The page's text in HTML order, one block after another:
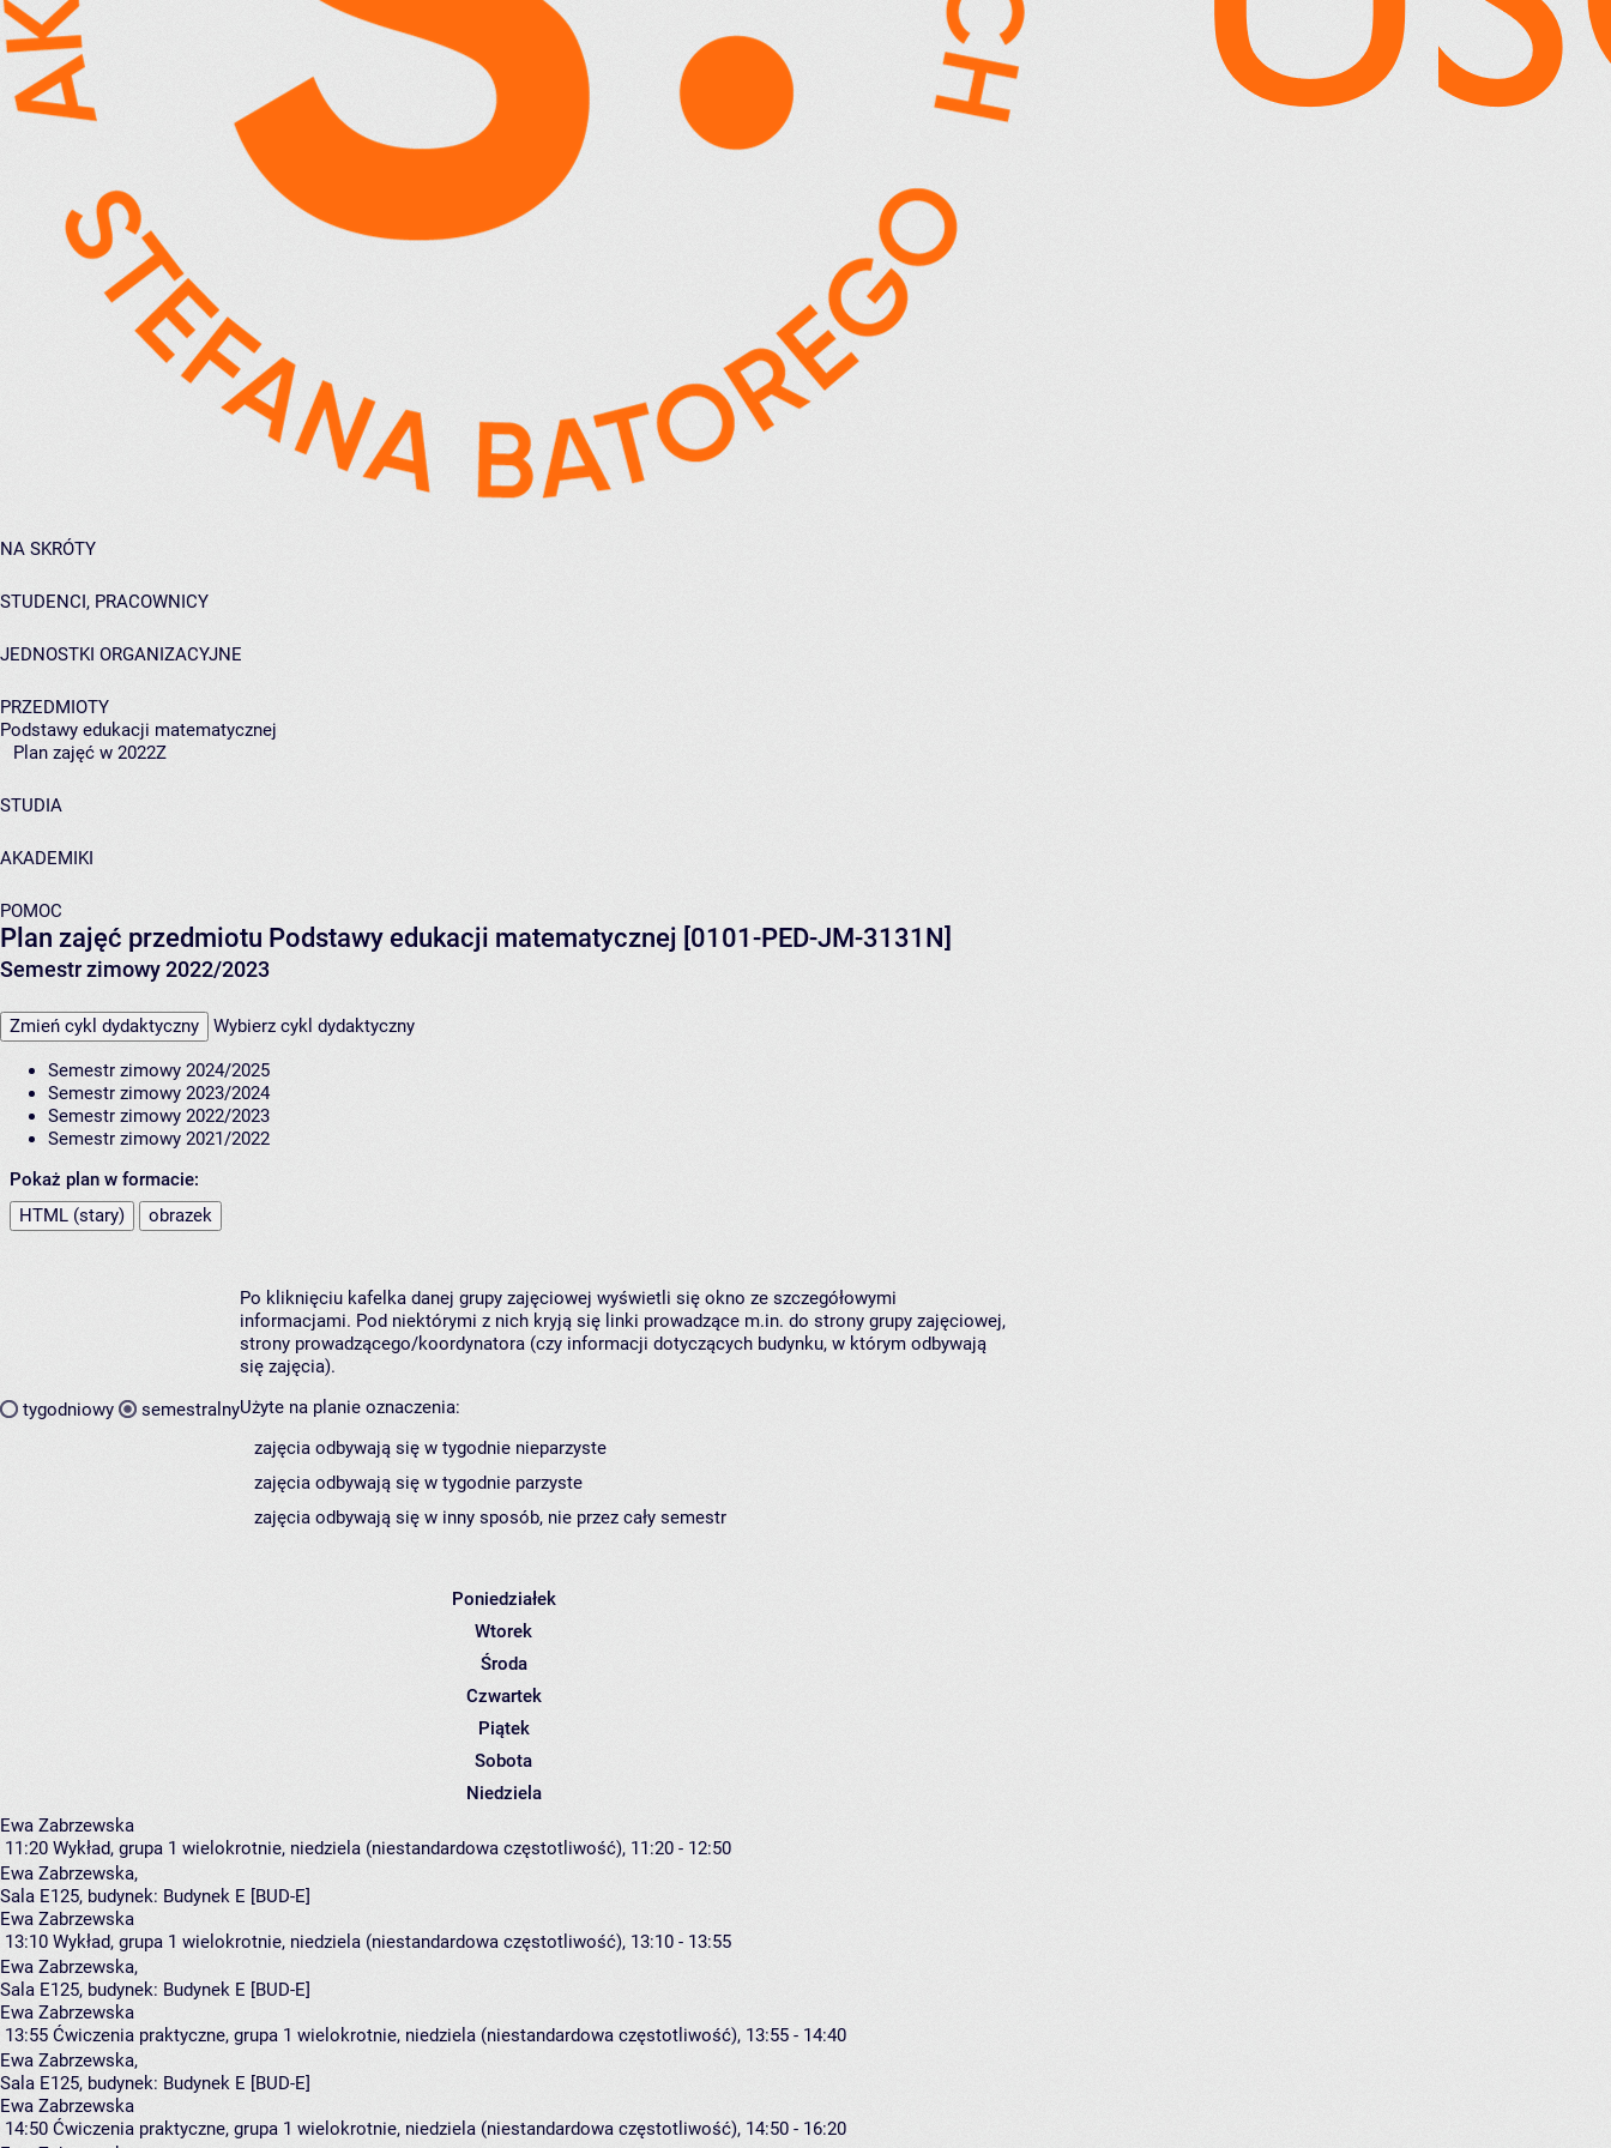
NA SKRÓTY
STUDENCI, PRACOWNICY
JEDNOSTKI ORGANIZACYJNE
PRZEDMIOTY
Podstawy edukacji matematycznej
Plan zajęć w 2022Z
STUDIA
AKADEMIKI
POMOC
Plan zajęć przedmiotu Podstawy edukacji matematycznej [0101-PED-JM-3131N]
Semestr zimowy 2022/2023
Zmień cykl dydaktyczny Wybierz cykl dydaktyczny
Semestr zimowy 2024/2025
Semestr zimowy 2023/2024
Semestr zimowy 2022/2023
Semestr zimowy 2021/2022
Pokaż plan w formacie:
HTML (stary)
obrazek
tygodniowy semestralny
Po kliknięciu kafelka danej grupy zajęciowej wyświetli się okno ze szczegółowymi
informacjami. Pod niektórymi z nich kryją się linki prowadzące m.in. do strony grupy zajęciowej,
strony prowadzącego/koordynatora (czy informacji dotyczących budynku, w którym odbywają
się zajęcia).
Użyte na planie oznaczenia:
zajęcia odbywają się w tygodnie nieparzyste
zajęcia odbywają się w tygodnie parzyste
zajęcia odbywają się w inny sposób, nie przez cały semestr
Poniedziałek
Wtorek
Środa
Czwartek
Piątek
Sobota
Niedziela
Ewa Zabrzewska
11:20 Wykład, grupa 1 wielokrotnie, niedziela (niestandardowa częstotliwość), 11:20 - 12:50
Ewa Zabrzewska,
Sala E125, budynek: Budynek E [BUD-E]
Ewa Zabrzewska
13:10 Wykład, grupa 1 wielokrotnie, niedziela (niestandardowa częstotliwość), 13:10 - 13:55
Ewa Zabrzewska,
Sala E125, budynek: Budynek E [BUD-E]
Ewa Zabrzewska
13:55 Ćwiczenia praktyczne, grupa 1 wielokrotnie, niedziela (niestandardowa częstotliwość), 13:55 - 14:40
Ewa Zabrzewska,
Sala E125, budynek: Budynek E [BUD-E]
Ewa Zabrzewska
14:50 Ćwiczenia praktyczne, grupa 1 wielokrotnie, niedziela (niestandardowa częstotliwość), 14:50 - 16:20